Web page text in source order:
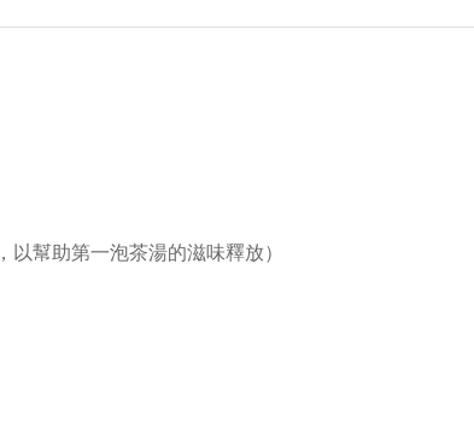
幫助第一泡茶湯的滋味釋放）